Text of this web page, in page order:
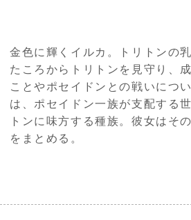
金色に輝くイルカ。トリトンの
たころからトリトンを見守り、
ことやポセイドンとの戦いにつ
は、ポセイドン一族が支配する
トンに味方する種族。彼女はそ
をまとめる。